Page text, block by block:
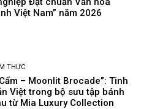
Việt Nam” năm 2026
THỰC
– Moonlit Brocade”: Tinh
Việt trong bộ sưu tập bánh
từ Mia Luxury Collection